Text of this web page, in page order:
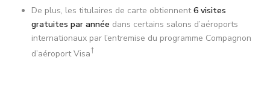
De plus, les titulaires de carte obtiennent6 visites
gratuites par année dans certains salons d’aéroports
internationaux par l’entremise du programme Compagnon
d’aéroport Visa†